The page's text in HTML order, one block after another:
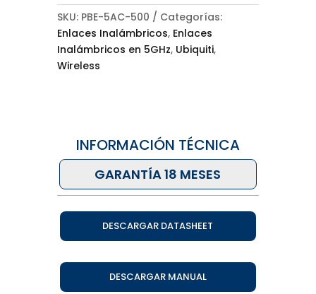
SKU: PBE-5AC-500
Categorías:
Enlaces Inalámbricos, Enlaces
Inalámbricos en 5GHz, Ubiquiti,
Wireless
INFORMACIÓN TÉCNICA
GARANTÍA 18 MESES
DESCARGAR DATASHEET
DESCARGAR MANUAL